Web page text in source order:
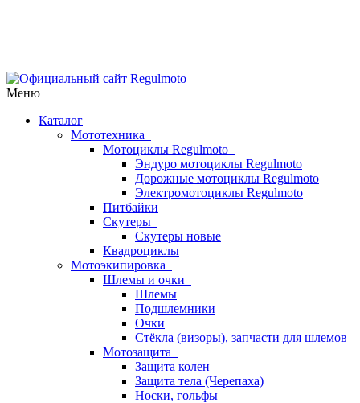
Меню
Каталог
Мототехника
Мотоциклы Regulmoto
Эндуро мотоциклы Regulmoto
Дорожные мотоциклы Regulmoto
Электромотоциклы Regulmoto
Питбайки
Скутеры
Скутеры новые
Квадроциклы
Мотоэкипировка
Шлемы и очки
Шлемы
Подшлемники
Очки
Стёкла (визоры), запчасти для шлемов
Мотозащита
Защита колен
Защита тела (Черепаха)
Носки, гольфы